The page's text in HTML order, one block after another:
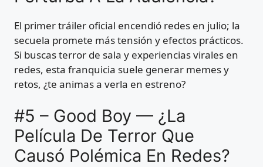
El primer tráiler oficial encendió redes en julio; la
secuela promete más tensión y efectos prácticos.
Si buscas terror de sala y experiencias virales en
redes, esta franquicia suele generar memes y
retos, ¿te animas a verla en estreno?
#5 – Good Boy — ¿La
Película De Terror Que
Causó Polémica En Redes?